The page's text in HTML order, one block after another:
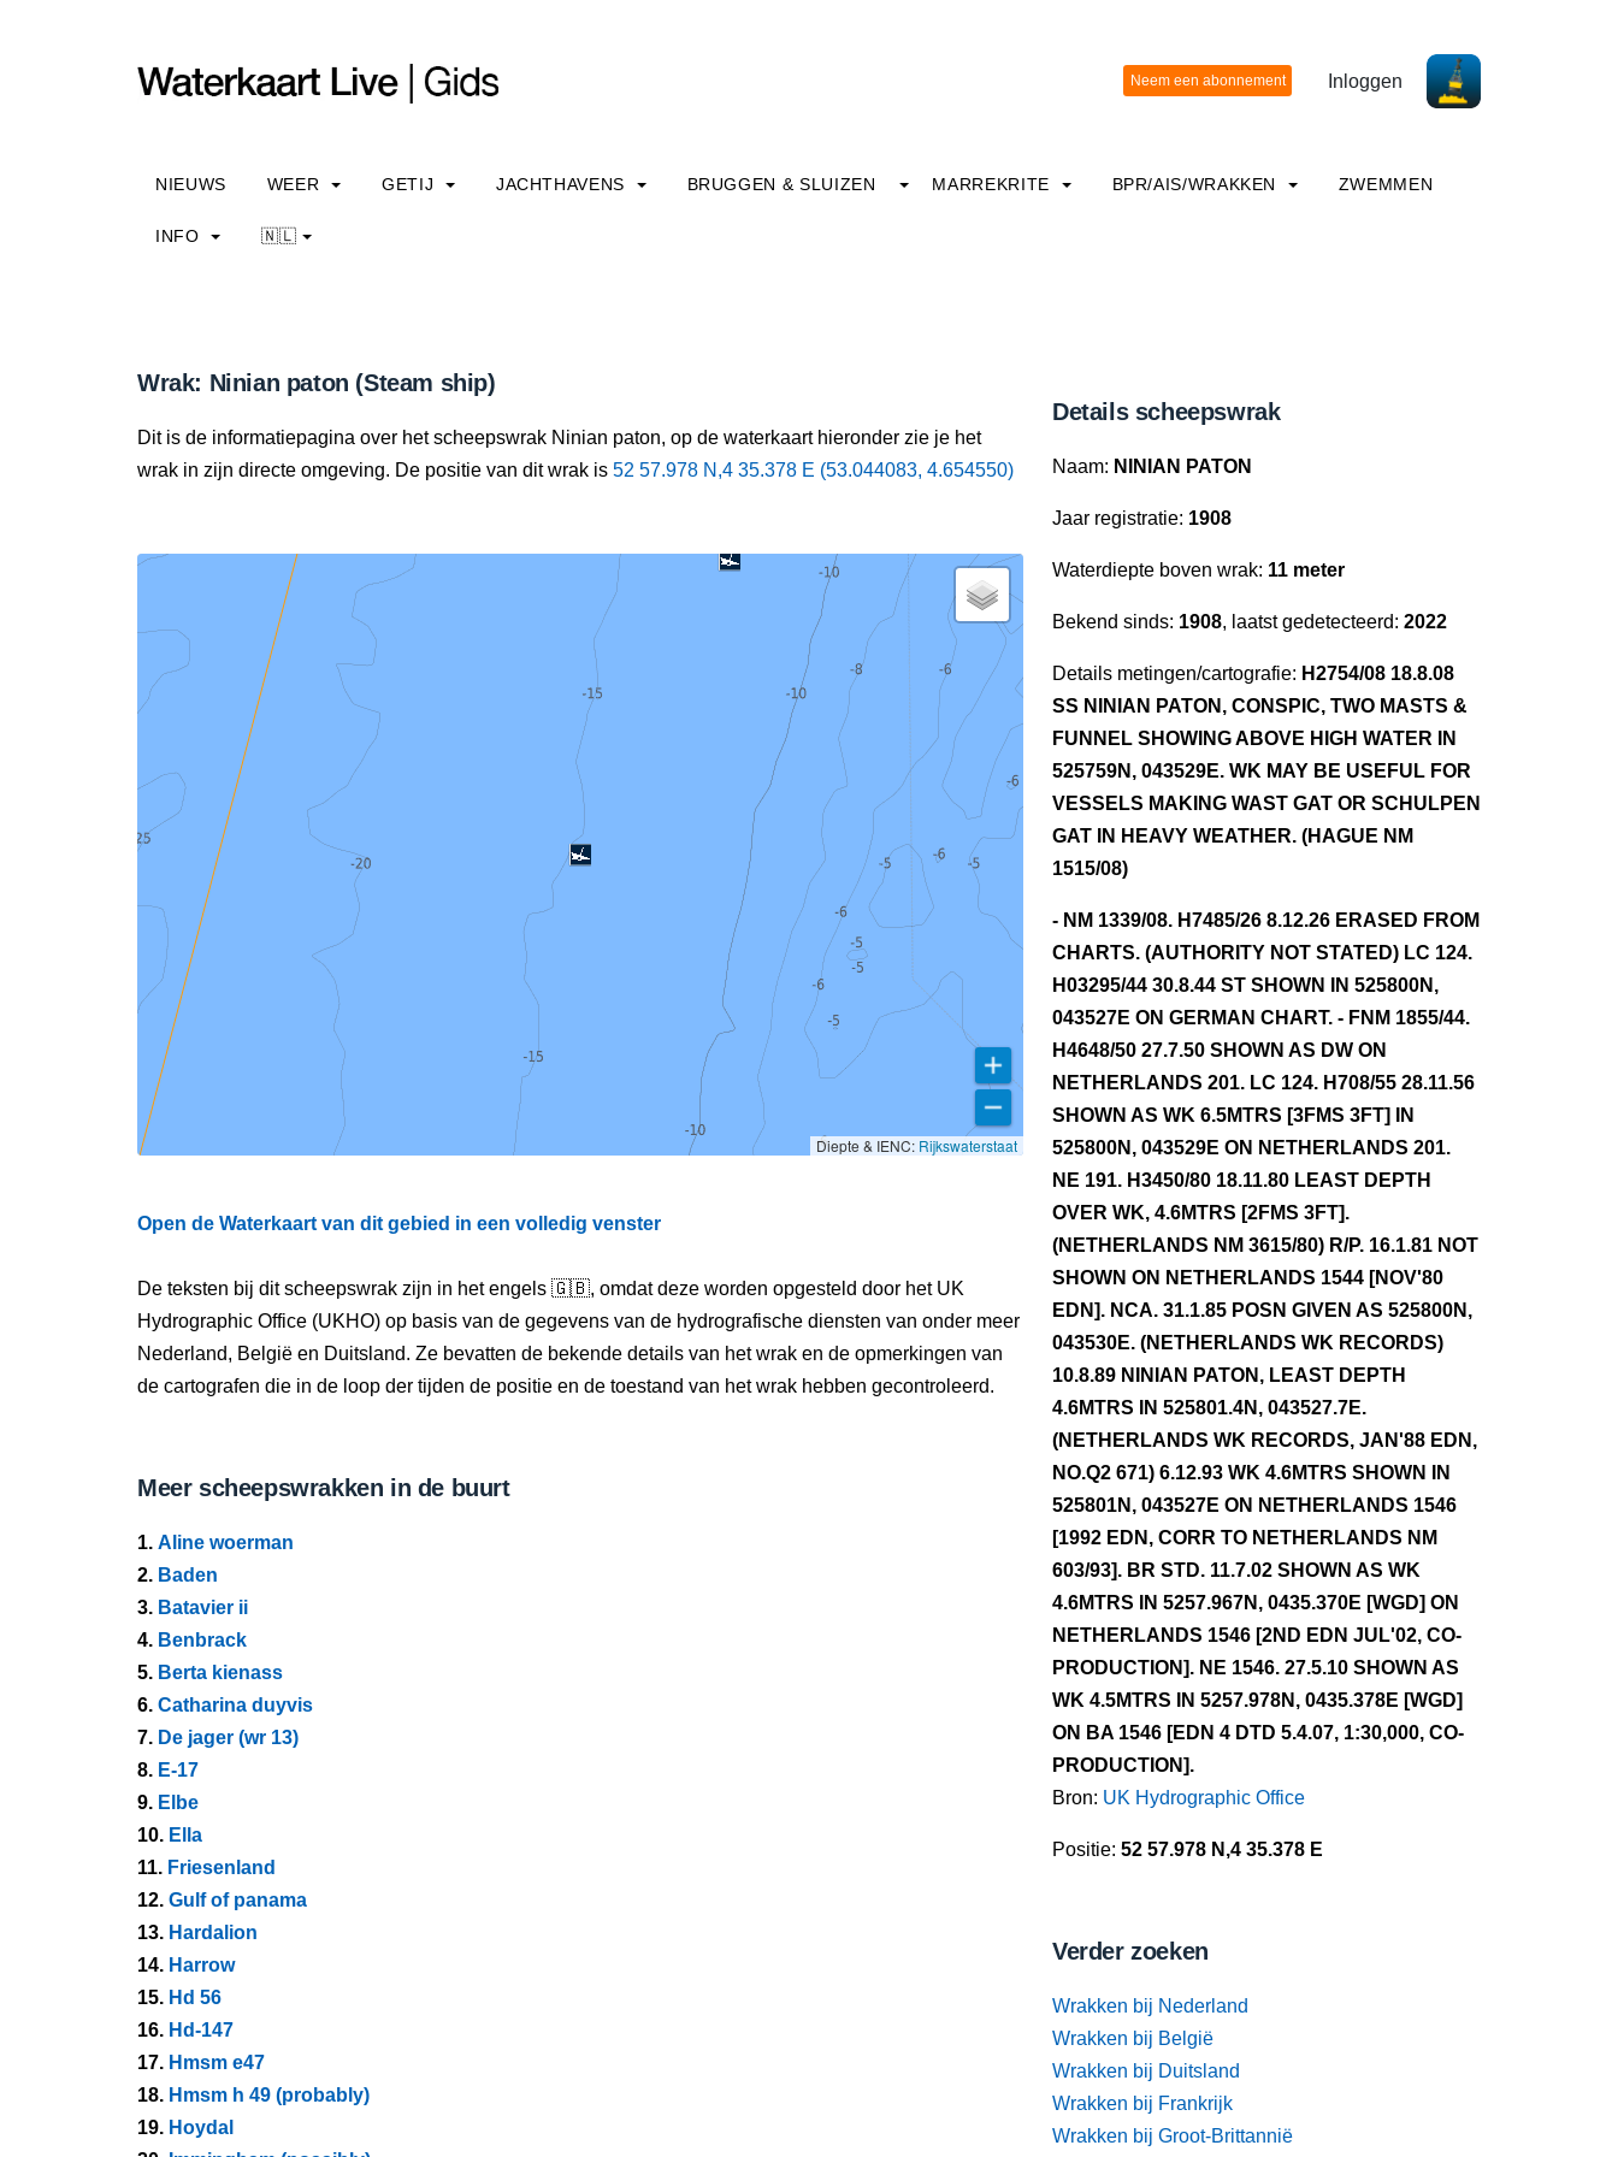
Inloggen
NIEUWS WEER GETIJ JACHTHAVENS BRUGGEN & SLUIZEN MARREKRITE BPR/AIS/WRAKKEN ZWEMMEN
INFO 🇳🇱
Wrak: Ninian paton (Steam ship)
Dit is de informatiepagina over het scheepswrak Ninian paton, op de waterkaart hieronder zie je het
wrak in zijn directe omgeving. De positie van dit wrak is 52 57.978 N,4 35.378 E (53.044083, 4.654550)
Diepte & IENC: Rijkswaterstaat
Open de Waterkaart van dit gebied in een volledig venster
De teksten bij dit scheepswrak zijn in het engels 🇬🇧, omdat deze worden opgesteld door het UK
Hydrographic Office (UKHO) op basis van de gegevens van de hydrografische diensten van onder meer
Nederland, België en Duitsland. Ze bevatten de bekende details van het wrak en de opmerkingen van
de cartografen die in de loop der tijden de positie en de toestand van het wrak hebben gecontroleerd.
Meer scheepswrakken in de buurt
1. Aline woerman
2. Baden
3. Batavier ii
4. Benbrack
5. Berta kienass
6. Catharina duyvis
7. De jager (wr 13)
8. E-17
9. Elbe
10. Ella
11. Friesenland
12. Gulf of panama
13. Hardalion
14. Harrow
15. Hd 56
16. Hd-147
17. Hmsm e47
18. Hmsm h 49 (probably)
19. Hoydal
Details scheepswrak
Naam: NINIAN PATON
Jaar registratie: 1908
Waterdiepte boven wrak: 11 meter
Bekend sinds: 1908, laatst gedetecteerd: 2022
Details metingen/cartografie: H2754/08 18.8.08
SS NINIAN PATON, CONSPIC, TWO MASTS &
FUNNEL SHOWING ABOVE HIGH WATER IN
525759N, 043529E. WK MAY BE USEFUL FOR
VESSELS MAKING WAST GAT OR SCHULPEN
GAT IN HEAVY WEATHER. (HAGUE NM
1515/08)
- NM 1339/08. H7485/26 8.12.26 ERASED FROM
CHARTS. (AUTHORITY NOT STATED) LC 124.
H03295/44 30.8.44 ST SHOWN IN 525800N,
043527E ON GERMAN CHART. - FNM 1855/44.
H4648/50 27.7.50 SHOWN AS DW ON
NETHERLANDS 201. LC 124. H708/55 28.11.56
SHOWN AS WK 6.5MTRS [3FMS 3FT] IN
525800N, 043529E ON NETHERLANDS 201.
NE 191. H3450/80 18.11.80 LEAST DEPTH
OVER WK, 4.6MTRS [2FMS 3FT].
(NETHERLANDS NM 3615/80) R/P. 16.1.81 NOT
SHOWN ON NETHERLANDS 1544 [NOV'80
EDN]. NCA. 31.1.85 POSN GIVEN AS 525800N,
043530E. (NETHERLANDS WK RECORDS)
10.8.89 NINIAN PATON, LEAST DEPTH
4.6MTRS IN 525801.4N, 043527.7E.
(NETHERLANDS WK RECORDS, JAN'88 EDN,
NO.Q2 671) 6.12.93 WK 4.6MTRS SHOWN IN
525801N, 043527E ON NETHERLANDS 1546
[1992 EDN, CORR TO NETHERLANDS NM
603/93]. BR STD. 11.7.02 SHOWN AS WK
4.6MTRS IN 5257.967N, 0435.370E [WGD] ON
NETHERLANDS 1546 [2ND EDN JUL'02, CO-
PRODUCTION]. NE 1546. 27.5.10 SHOWN AS
WK 4.5MTRS IN 5257.978N, 0435.378E [WGD]
ON BA 1546 [EDN 4 DTD 5.4.07, 1:30,000, CO-
PRODUCTION].
Bron: UK Hydrographic Office
Positie: 52 57.978 N,4 35.378 E
Verder zoeken
Wrakken bij Nederland
Wrakken bij België
Wrakken bij Duitsland
Wrakken bij Frankrijk
Wrakken bij Groot-Brittannië